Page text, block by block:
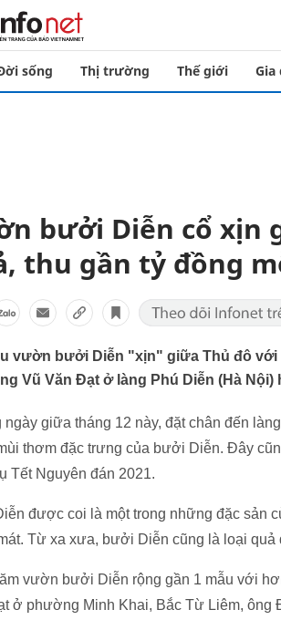
sống Thị trường Thế giới Gia
bưởi Diễn cổ xịn
thu gần tỷ đồng
vườn bưởi Diễn "xịn" giữa Thủ đô với
Vũ Văn Đạt ở làng Phú Diễn (Hà
ngày giữa tháng 12 này, đặt chân đến
thơm đặc trưng của bưởi Diễn. Đây
Tết Nguyên đán 2021.
được coi là một trong những đặc sản
Từ xa xưa, bưởi Diễn cũng là loại quả
vườn bưởi Diễn rộng gần 1 mẫu với
ở phường Minh Khai, Bắc Từ Liêm, ông